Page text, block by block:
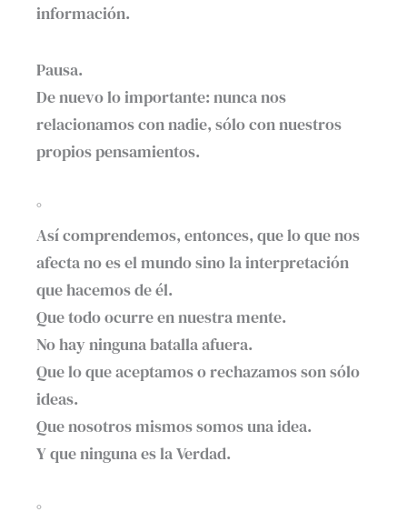
información.
Pausa.
De nuevo lo importante: nunca nos
relacionamos con nadie, sólo con nuestros
propios pensamientos.
°
Así comprendemos, entonces, que lo que nos
afecta no es el mundo sino la interpretación
que hacemos de él.
Que todo ocurre en nuestra mente.
No hay ninguna batalla afuera.
Que lo que aceptamos o rechazamos son sólo
ideas.
Que nosotros mismos somos una idea.
Y que ninguna es la Verdad.
°